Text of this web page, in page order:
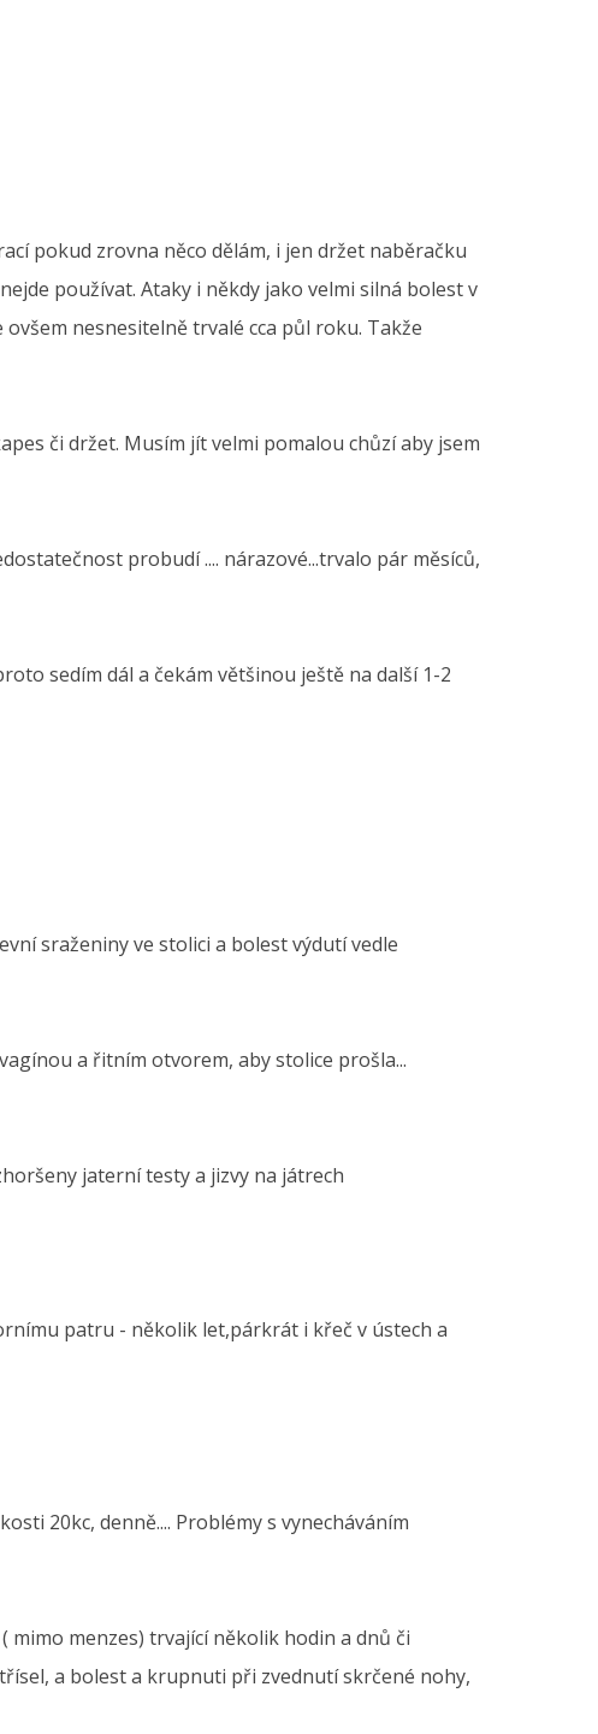
pokud zrovna něco dělám, i jen držet naběračku
používat. Ataky i někdy jako velmi silná bolest v
nesnesitelně trvalé cca půl roku. Takže
či držet. Musím jít velmi pomalou chůzí aby jsem
probudí .... nárazové...trvalo pár měsíců,
sedím dál a čekám většinou ještě na další 1-2
sraženiny ve stolici a bolest výdutí vedle
a řitním otvorem, aby stolice prošla...
jaterní testy a jizvy na játrech
patru - několik let,párkrát i křeč v ústech a
20kc, denně.... Problémy s vynecháváním
menzes) trvající několik hodin a dnů či
a bolest a krupnuti při zvednutí skrčené nohy,